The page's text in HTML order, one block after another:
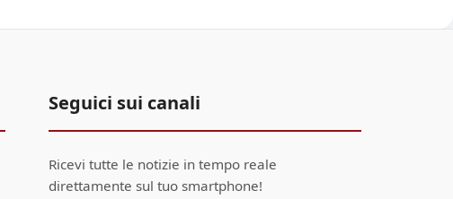
Seguici sui canali
Ricevi tutte le notizie in tempo reale
direttamente sul tuo smartphone!